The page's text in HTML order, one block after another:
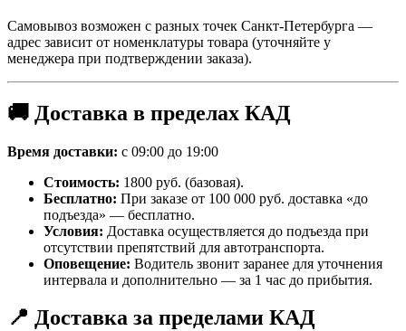
Самовывоз возможен с разных точек Санкт-Петербурга —
адрес зависит от номенклатуры товара (уточняйте у
менеджера при подтверждении заказа).
🚚 Доставка в пределах КАД
Время доставки: с 09:00 до 19:00
Стоимость: 1800 руб. (базовая).
Бесплатно: При заказе от 100 000 руб. доставка «до
подъезда» — бесплатно.
Условия: Доставка осуществляется до подъезда при
отсутствии препятствий для автотранспорта.
Оповещение: Водитель звонит заранее для уточнения
интервала и дополнительно — за 1 час до прибытия.
📍 Доставка за пределами КАД